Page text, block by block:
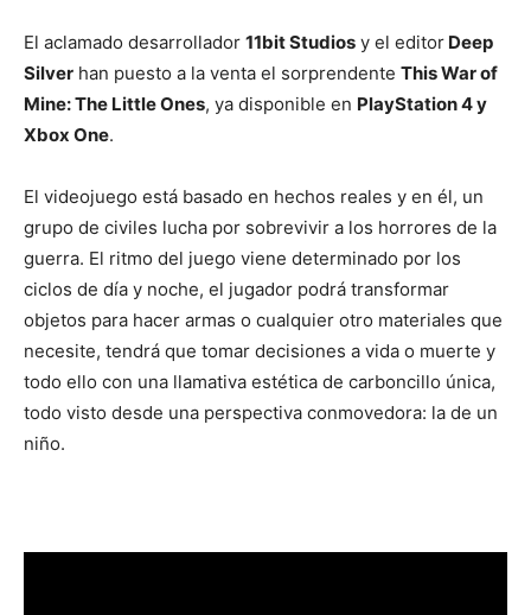
El aclamado desarrollador 11bit Studios y el editor Deep
Silver han puesto a la venta el sorprendente This War of
Mine: The Little Ones, ya disponible en PlayStation 4 y
Xbox One.
El videojuego está basado en hechos reales y en él, un
grupo de civiles lucha por sobrevivir a los horrores de la
guerra. El ritmo del juego viene determinado por los
ciclos de día y noche, el jugador podrá transformar
objetos para hacer armas o cualquier otro materiales que
necesite, tendrá que tomar decisiones a vida o muerte y
todo ello con una llamativa estética de carboncillo única,
todo visto desde una perspectiva conmovedora: la de un
niño.